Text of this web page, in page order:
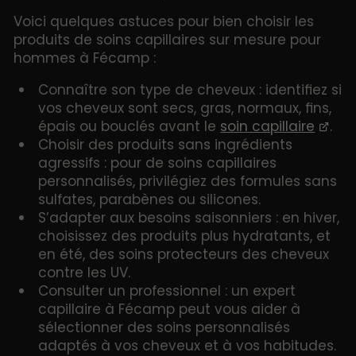
Voici quelques astuces pour bien choisir les
produits de soins capillaires sur mesure pour
hommes à Fécamp :
Connaître son type de cheveux : identifiez si
vos cheveux sont secs, gras, normaux, fins,
épais ou bouclés avant le soin capillaire
.
Choisir des produits sans ingrédients
agressifs : pour de soins capillaires
personnalisés, privilégiez des formules sans
sulfates, parabènes ou silicones.
S’adapter aux besoins saisonniers : en hiver,
choisissez des produits plus hydratants, et
en été, des soins protecteurs des cheveux
contre les UV.
Consulter un professionnel : un expert
capillaire à Fécamp peut vous aider à
sélectionner des soins personnalisés
adaptés à vos cheveux et à vos habitudes.